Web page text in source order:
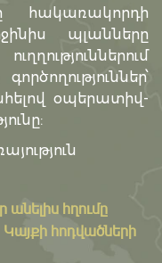
հակառակորդի
պլանները
օպերատիվ-
անելիս հղումը
հոդվածների